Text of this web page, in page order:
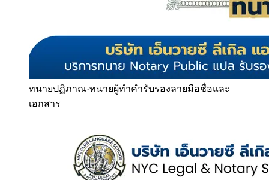
ทนายปฏิภาณ·ทนายผู้ทำคำรับรองลายมือชื่อและ
เอกสาร